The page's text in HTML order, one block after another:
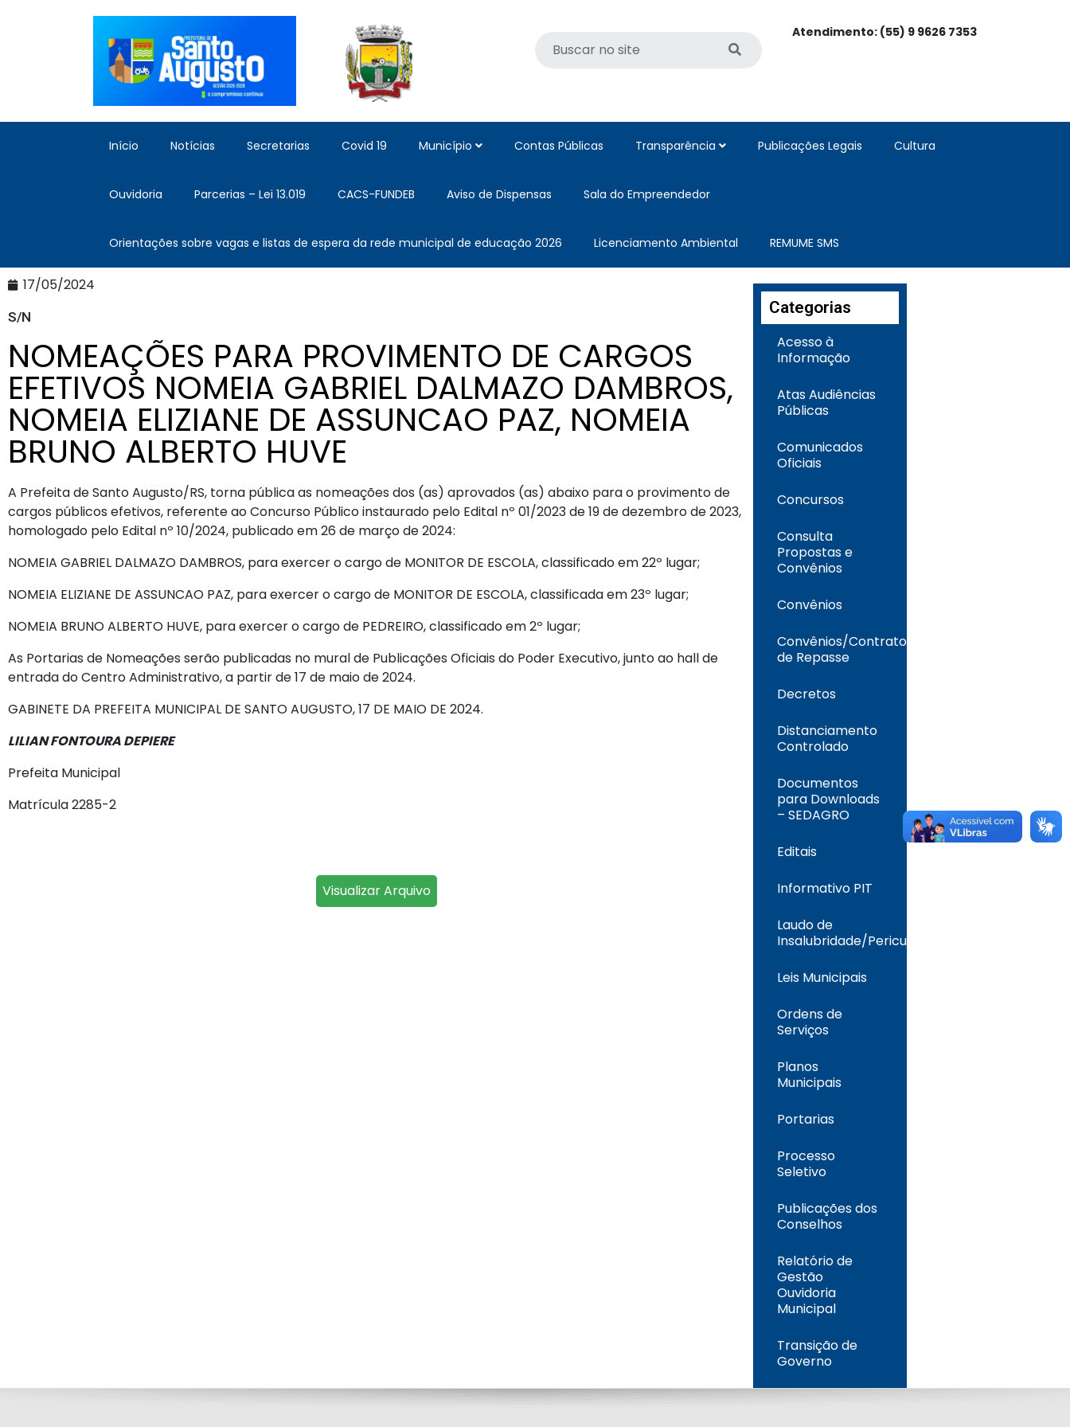
Atendimento: (55) 9 9626 7353
Início Notícias Secretarias Covid 19 Município Contas Públicas Transparência Publicações Legais Cultura
Ouvidoria Parcerias – Lei 13.019 CACS-FUNDEB Aviso de Dispensas Sala do Empreendedor
Orientações sobre vagas e listas de espera da rede municipal de educação 2026 Licenciamento Ambiental REMUME SMS
17/05/2024
S/N
NOMEAÇÕES PARA PROVIMENTO DE CARGOS
EFETIVOS NOMEIA GABRIEL DALMAZO DAMBROS,
NOMEIA ELIZIANE DE ASSUNCAO PAZ, NOMEIA
BRUNO ALBERTO HUVE
A Prefeita de Santo Augusto/RS, torna pública as nomeações dos (as) aprovados (as) abaixo para o provimento de
cargos públicos efetivos, referente ao Concurso Público instaurado pelo Edital nº 01/2023 de 19 de dezembro de 2023,
homologado pelo Edital nº 10/2024, publicado em 26 de março de 2024:
NOMEIA GABRIEL DALMAZO DAMBROS, para exercer o cargo de MONITOR DE ESCOLA, classificado em 22º lugar;
NOMEIA ELIZIANE DE ASSUNCAO PAZ, para exercer o cargo de MONITOR DE ESCOLA, classificada em 23º lugar;
NOMEIA BRUNO ALBERTO HUVE, para exercer o cargo de PEDREIRO, classificado em 2º lugar;
As Portarias de Nomeações serão publicadas no mural de Publicações Oficiais do Poder Executivo, junto ao hall de
entrada do Centro Administrativo, a partir de 17 de maio de 2024.
GABINETE DA PREFEITA MUNICIPAL DE SANTO AUGUSTO, 17 DE MAIO DE 2024.
LILIAN FONTOURA DEPIERE
Prefeita Municipal
Matrícula 2285-2
Visualizar Arquivo
Categorias
Acesso à
Informação
Atas Audiências
Públicas
Comunicados
Oficiais
Concursos
Consulta
Propostas e
Convênios
Convênios
Convênios/Contrato
de Repasse
Decretos
Distanciamento
Controlado
Documentos
para Downloads
– SEDAGRO
Editais
Informativo PIT
Laudo de
Insalubridade/Periculosidade
Leis Municipais
Ordens de
Serviços
Planos
Municipais
Portarias
Processo
Seletivo
Publicações dos
Conselhos
Relatório de
Gestão
Ouvidoria
Municipal
Transição de
Governo